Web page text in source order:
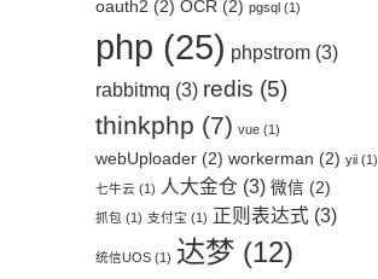
oauth2 (2) OCR (2) pgsql (1)
php (25) phpstrom (3)
rabbitmq (3) redis (5)
thinkphp (7) vue (1)
webUploader (2) workerman (2) yii (1)
七牛云 (1) 人大金仓 (3) 微信 (2)
抓包 (1) 支付宝 (1) 正则表达式 (3)
统信UOS (1) 达梦 (12)